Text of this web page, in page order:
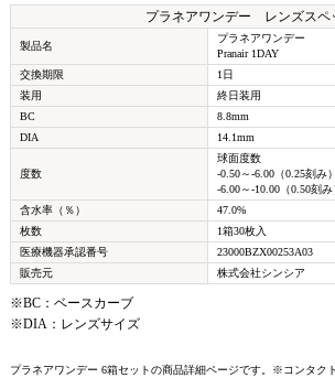
プラネアワンデー レンズスペ
製品名
プラネアワンデー
Pranair 1DAY
交換期限
1日
装用
終日装用
BC
8.8mm
DIA
14.1mm
度数
球面度数
-0.50～-6.00（0.25刻み）
-6.00～-10.00（0.50刻み
含水率（％）
47.0%
枚数
1箱30枚入
医療機器承認番号
23000BZX00253A03
販売元
株式会社シンシア
※BC：ベースカーブ
※DIA：レンズサイズ
プラネアワンデー 6箱セットの商品詳細ページです。※コンタク